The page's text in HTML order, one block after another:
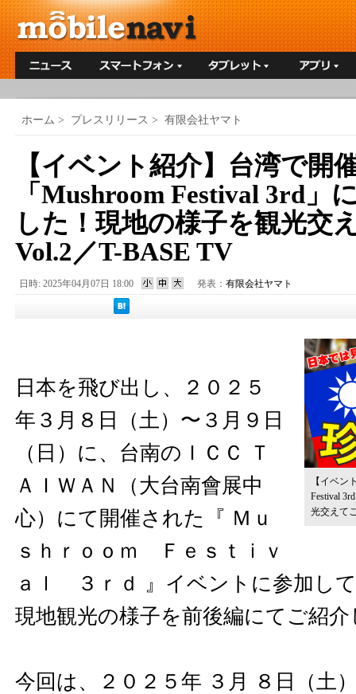
ホーム > プレスリリース > 有限会社ヤマト
【イベント紹介】台湾で開
「Mushroom Festival 3rd」
した！現地の様子を観光交
Vol.2／T-BASE TV
日時: 2025年04月07日 18:00 発表： 有限会社ヤマト
【イベン
Festival
光交えて
日本を飛び出し、２０２５
年３月８日（土）〜３月９日
（日）に、台南のＩＣＣ Ｔ
ＡＩＷＡＮ（大台南會展中
心）にて開催された『 Ｍｕ
ｓｈｒｏｏｍ Ｆｅｓｔｉｖ
ａｌ ３ｒｄ 』イベントに参加し
現地観光の様子を前後編にてご紹
今回は、２０２５年 ３月 ８日（土